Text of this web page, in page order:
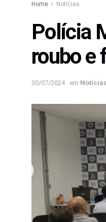
Home Notícias
Polícia
roubo e
30/07/2024 em